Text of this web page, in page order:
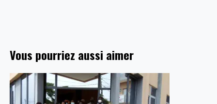
Vous pourriez aussi aimer